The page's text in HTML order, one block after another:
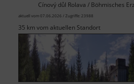
Cínový důl Rolava / Böhmisches
aktuell vom 07.06.2026 / Zugriffe: 23988
35 km vom aktuellen Standort